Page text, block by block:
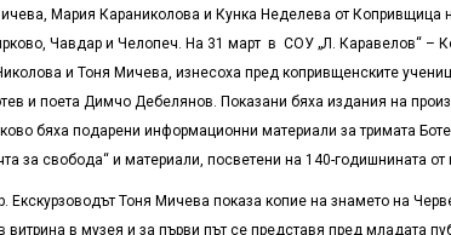
Мария Караниколова и Кунка Неделева от Копривщица
Чавдар и Челопеч. На 31 март в СОУ „Л. Каравелов“ –
и Тоня Мичева, изнесоха пред копривщенските
и поета Димчо Дебелянов. Показани бяха издания на
бяха подарени информационни материали за тримата
свобода“ и материали, посветени на 140-годишнината от
Тоня Мичева показа копие на знамето на
в музея и за първи път се представя пред младата